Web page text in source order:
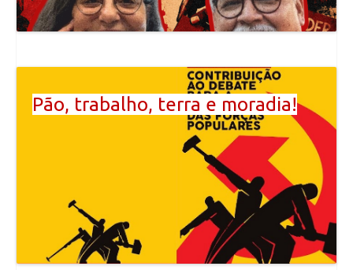
Pão, trabalho, terra e moradia!